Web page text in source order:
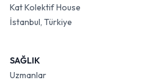
Kat Kolektif House
İstanbul, Türkiye
SAĞLIK
Uzmanlar